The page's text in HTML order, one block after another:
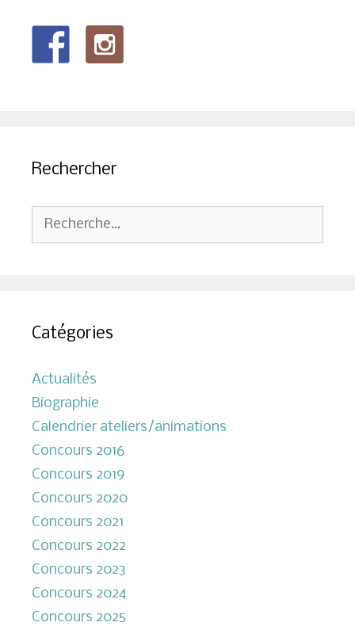
Rechercher
Rechercher :
Catégories
Actualités
Biographie
Calendrier ateliers/animations
Concours 2016
Concours 2019
Concours 2020
Concours 2021
Concours 2022
Concours 2023
Concours 2024
Concours 2025